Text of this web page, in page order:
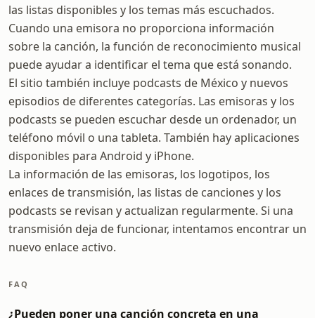
las listas disponibles y los temas más escuchados.
Cuando una emisora no proporciona información
sobre la canción, la función de reconocimiento musical
puede ayudar a identificar el tema que está sonando.
El sitio también incluye podcasts de México y nuevos
episodios de diferentes categorías. Las emisoras y los
podcasts se pueden escuchar desde un ordenador, un
teléfono móvil o una tableta. También hay aplicaciones
disponibles para Android y iPhone.
La información de las emisoras, los logotipos, los
enlaces de transmisión, las listas de canciones y los
podcasts se revisan y actualizan regularmente. Si una
transmisión deja de funcionar, intentamos encontrar un
nuevo enlace activo.
FAQ
¿Pueden poner una canción concreta en una